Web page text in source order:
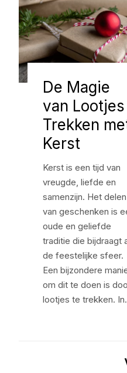
De Magie
van Lootjes
Trekken
Kerst
Kerst is een tijd van
vreugde, liefde en
samenzijn. Het delen
van geschenken is
oude en geliefde
traditie die bijdraagt
de feestelijke sfeer.
Een bijzondere
om dit te doen is
lootjes te trekken.